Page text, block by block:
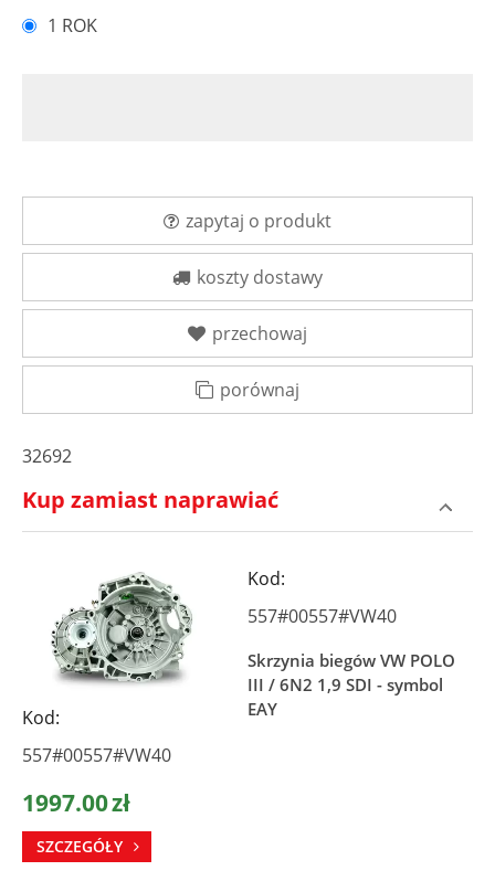
1 ROK
zapytaj o produkt
koszty dostawy
przechowaj
porównaj
32692
Kup zamiast naprawiać
Kod:
557#00557#VW40
Skrzynia biegów VW POLO
III / 6N2 1,9 SDI - symbol
EAY
Kod:
557#00557#VW40
1997.00zł
SZCZEGÓŁY